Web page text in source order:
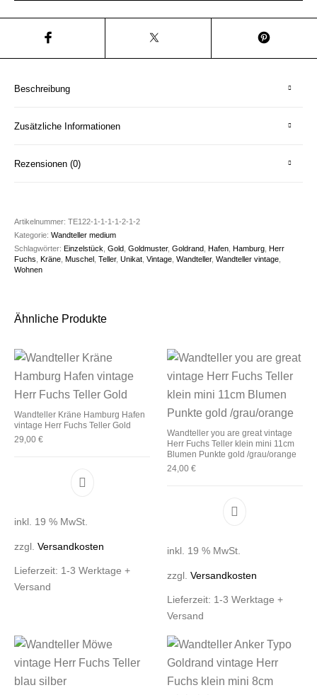
Beschreibung
Zusätzliche Informationen
Rezensionen (0)
Artikelnummer:TE122-1-1-1-1-2-1-2
Kategorie:Wandteller medium
Schlagwörter: Einzelstück ,Gold ,Goldmuster,Goldrand Hafen Hamburg
Herr
Fuchs
Kräne Muschel ,Teller,Unikat ,Vintage ,Wandteller,Wandteller vintage
Wohnen
Ähnliche Produkte
Wandteller Kräne Hamburg Hafen
vintage Herr Fuchs Teller Gold
29,00€
inkl. 19 % MwSt.
zzgl.Versandkosten
Lieferzeit: 1-3 Werktage +
Versand
Wandteller you are great vintage
Herr Fuchs Teller klein mini 11cm
Blumen Punkte gold /grau/orange
24,00 €
inkl. 19 % MwSt.
zzgl. Versandkosten
Lieferzeit: 1-3 Werktage +
Versand